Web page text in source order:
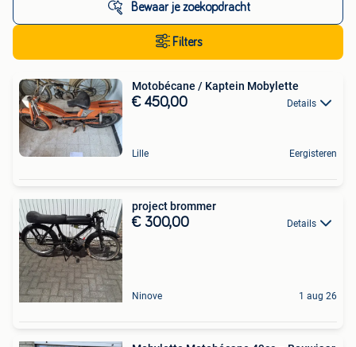
Bewaar je zoekopdracht
Filters
Motobécane / Kaptein Mobylette
€ 450,00 Details
Lille Eergisteren
project brommer
€ 300,00 Details
Ninove 1 aug 26